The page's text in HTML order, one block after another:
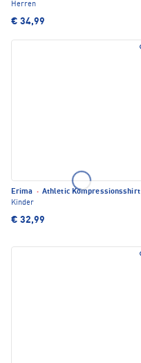
Herren
€ 34,99
Erima · Athletic Kompressionsshirt
Kinder
€ 32,99